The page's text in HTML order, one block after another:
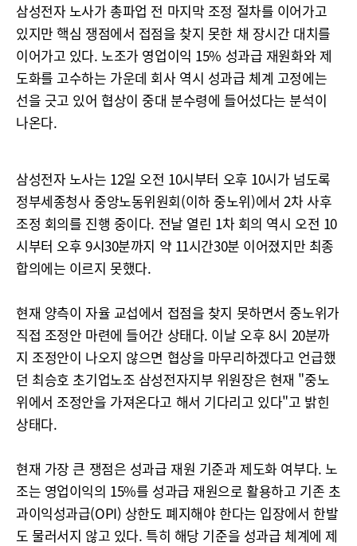
삼성전자 노사가 총파업 전 마지막 조정 절차를 이어가고
있지만 핵심 쟁점에서 접점을 찾지 못한 채 장시간 대치를
이어가고 있다. 노조가 영업이익 15% 성과급 재원화와 제
도화를 고수하는 가운데 회사 역시 성과급 체계 고정에는
선을 긋고 있어 협상이 중대 분수령에 들어섰다는 분석이
나온다.
삼성전자 노사는 12일 오전 10시부터 오후 10시가 넘도록
정부세종청사 중앙노동위원회(이하 중노위)에서 2차 사후
조정 회의를 진행 중이다. 전날 열린 1차 회의 역시 오전 10
시부터 오후 9시30분까지 약 11시간30분 이어졌지만 최종
합의에는 이르지 못했다.
현재 양측이 자율 교섭에서 접점을 찾지 못하면서 중노위가
직접 조정안 마련에 들어간 상태다. 이날 오후 8시 20분까
지 조정안이 나오지 않으면 협상을 마무리하겠다고 언급했
던 최승호 초기업노조 삼성전자지부 위원장은 현재 "중노
위에서 조정안을 가져온다고 해서 기다리고 있다"고 밝힌
상태다.
현재 가장 큰 쟁점은 성과급 재원 기준과 제도화 여부다. 노
조는 영업이익의 15%를 성과급 재원으로 활용하고 기존 초
과이익성과급(OPI) 상한도 폐지해야 한다는 입장에서 한발
도 물러서지 않고 있다. 특히 해당 기준을 성과급 체계에 제